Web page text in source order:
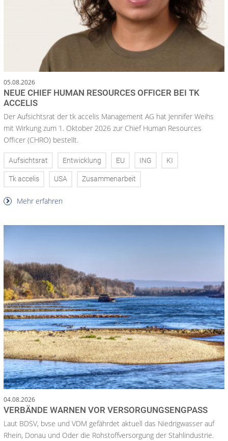
05.08.2026
NEUE CHIEF HUMAN RESOURCES OFFICER BEI TK
ACCELIS
Der Aufsichtsrat der tk accelis Management AG hat Jennifer Weihs
mit Wirkung zum 1. Oktober 2026 zur Chief Human Resources
Officer (CHRO) bestellt.
Aufsichtsrat Entwicklung EU ING KI
Tk accelis USA Zusammenarbeit
Mehr erfahren
04.08.2026
VERBÄNDE WARNEN VOR VERSORGUNGSENGPASS
Laut BDSV, bvse und VDM gefährdet aktuell das Niedrigwasser auf
Rhein, Donau und Oder die Rohstoffversorgung der Stahlindustrie.